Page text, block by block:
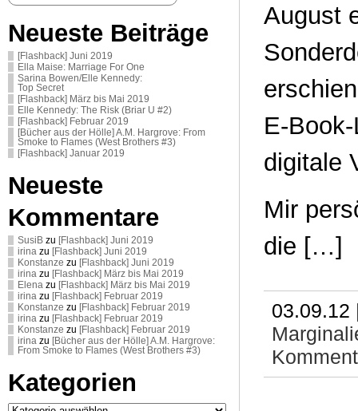
Neueste Beiträge
[Flashback] Juni 2019
Ella Maise: Marriage For One
Sarina Bowen/Elle Kennedy:
Top Secret
[Flashback] März bis Mai 2019
Elle Kennedy: The Risk (Briar U #2)
[Flashback] Februar 2019
[Bücher aus der Hölle] A.M. Hargrove: From
Smoke to Flames (West Brothers #3)
[Flashback] Januar 2019
Neueste
Kommentare
SusiB zu [Flashback] Juni 2019
irina zu [Flashback] Juni 2019
Konstanze zu [Flashback] Juni 2019
irina zu [Flashback] März bis Mai 2019
Elena zu [Flashback] März bis Mai 2019
irina zu [Flashback] Februar 2019
Konstanze zu [Flashback] Februar 2019
irina zu [Flashback] Februar 2019
Konstanze zu [Flashback] Februar 2019
irina zu [Bücher aus der Hölle] A.M. Hargrove:
From Smoke to Flames (West Brothers #3)
Kategorien
Kategorien
August
E-
digitale
Mir
die […]